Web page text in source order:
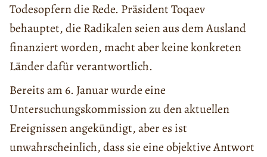
Todesopfern die Rede. Präsident Toqaev
behauptet, die Radikalen seien aus dem Ausland
finanziert worden, macht aber keine konkreten
Länder dafür verantwortlich.
Bereits am 6. Januar wurde eine
Untersuchungskommission zu den aktuellen
Ereignissen angekündigt, aber es ist
unwahrscheinlich, dass sie eine objektive Antwort